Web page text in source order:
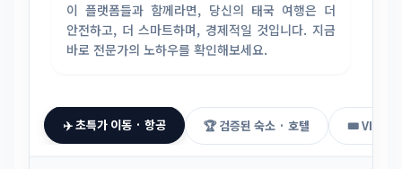
이 플랫폼들과 함께라면, 당신의 태국 여행은 더
안전하고, 더 스마트하며, 경제적일 것입니다. 지금
바로 전문가의 노하우를 확인해보세요.
✈️ 초특가 이동 · 항공 🏆 검증된 숙소 · 호텔 🎟️ VIP 투